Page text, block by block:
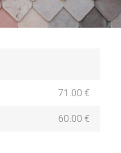
71.00 €
60.00 €